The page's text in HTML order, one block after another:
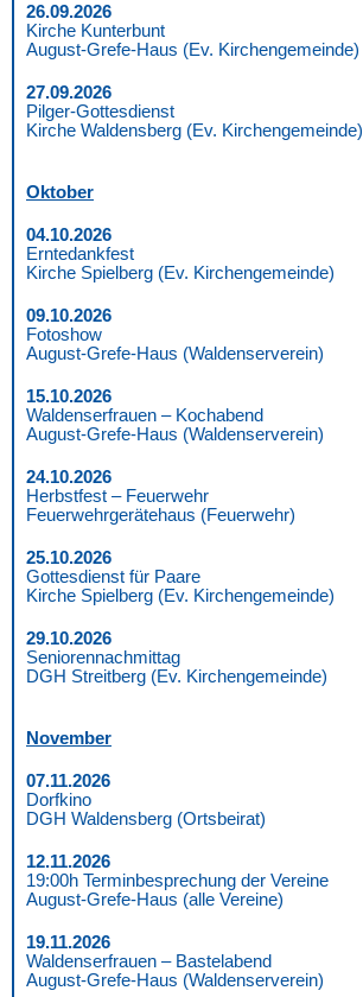
26.09.2026
Kirche Kunterbunt
August-Grefe-Haus (Ev. Kirchengemeinde)
27.09.2026
Pilger-Gottesdienst
Kirche Waldensberg (Ev. Kirchengemeinde)
Oktober
04.10.2026
Erntedankfest
Kirche Spielberg (Ev. Kirchengemeinde)
09.10.2026
Fotoshow
August-Grefe-Haus (Waldenserverein)
15.10.2026
Waldenserfrauen – Kochabend
August-Grefe-Haus (Waldenserverein)
24.10.2026
Herbstfest – Feuerwehr
Feuerwehrgerätehaus (Feuerwehr)
25.10.2026
Gottesdienst für Paare
Kirche Spielberg (Ev. Kirchengemeinde)
29.10.2026
Seniorennachmittag
DGH Streitberg (Ev. Kirchengemeinde)
November
07.11.2026
Dorfkino
DGH Waldensberg (Ortsbeirat)
12.11.2026
19:00h Terminbesprechung der Vereine
August-Grefe-Haus (alle Vereine)
19.11.2026
Waldenserfrauen – Bastelabend
August-Grefe-Haus (Waldenserverein)